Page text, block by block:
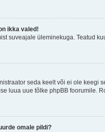
ikka valed!
suveajale üleminekuga. Teatud
seda keelt või ei ole keegi
luua uue tõlke phpBB foorumile.
omale pildi?